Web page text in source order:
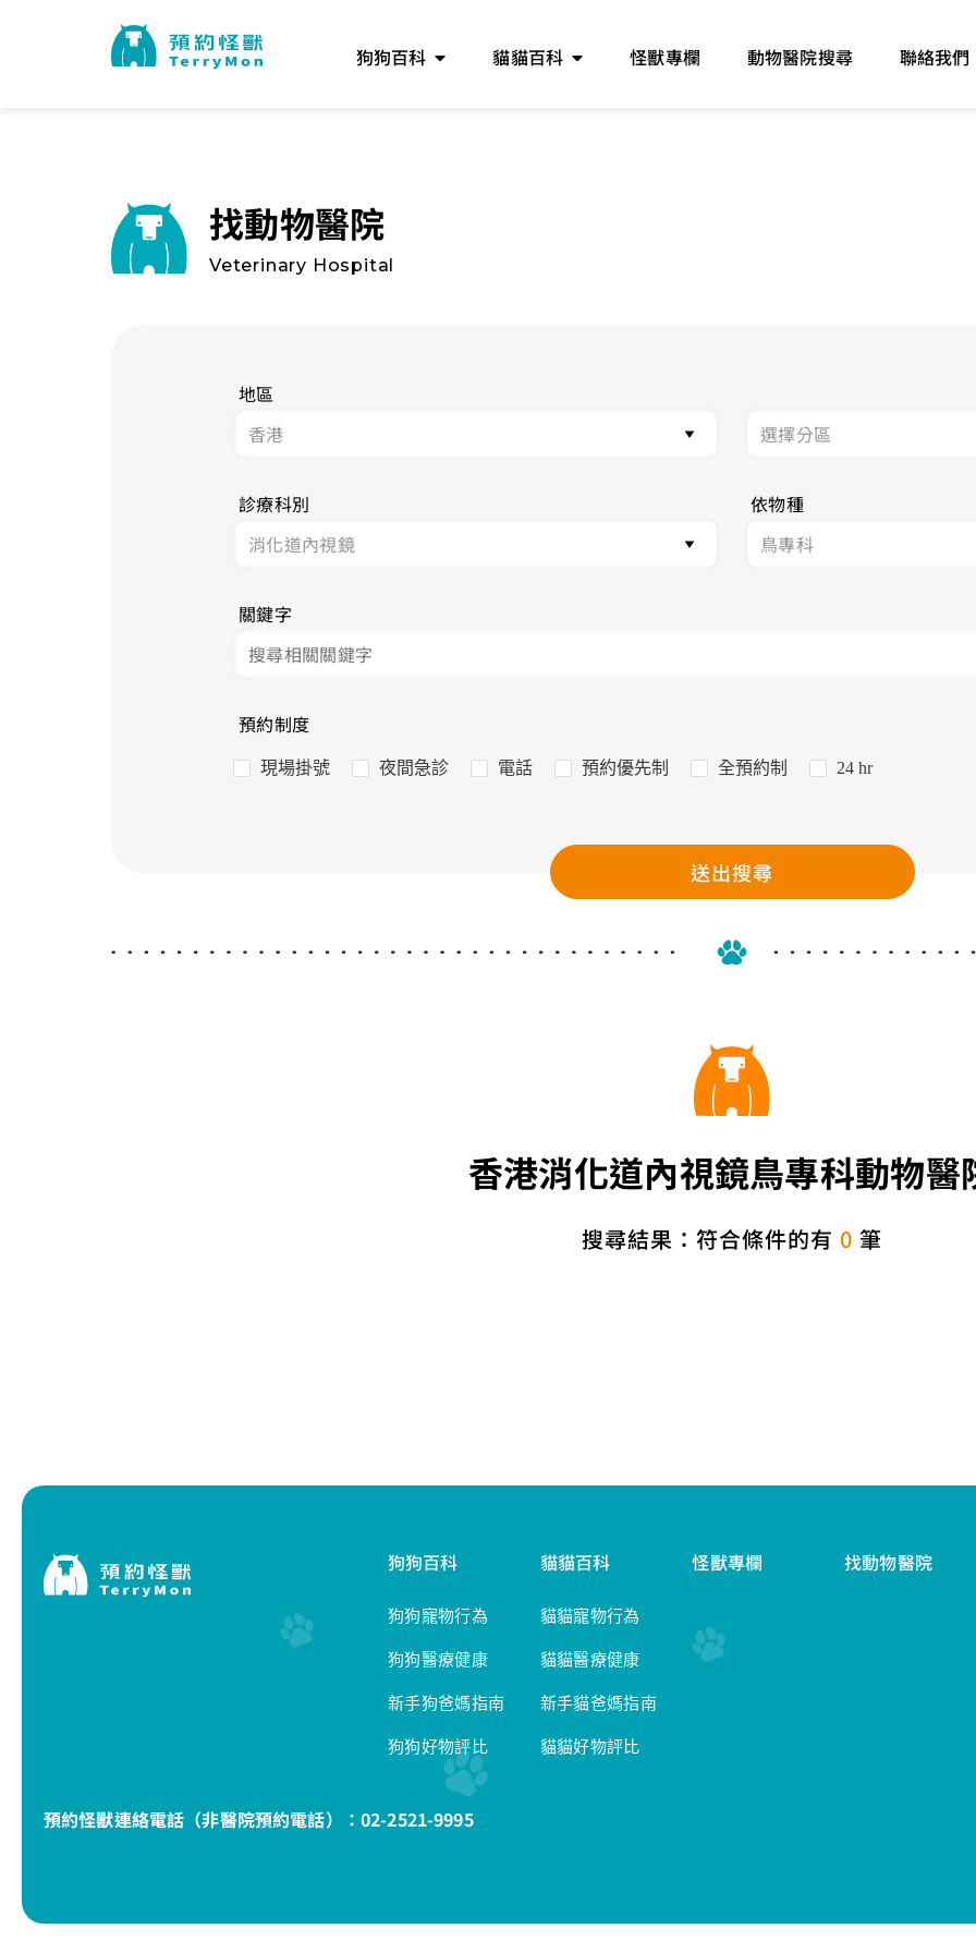
狗狗百科 貓貓百科 怪獸專欄 動物醫院搜尋 聯絡我們
找動物醫院
Veterinary Hospital
地區
診療科別 依物種
關鍵字
預約制度
現場掛號 夜間急診 電話 預約優先制 全預約制 24 hr
送出搜尋
香港消化道內視鏡鳥專科動物醫
搜尋結果：符合條件的有 0 筆
狗狗百科
狗狗寵物行為
狗狗醫療健康
新手狗爸媽指南
狗狗好物評比
貓貓百科
貓貓寵物行為
貓貓醫療健康
新手貓爸媽指南
貓貓好物評比
怪獸專欄 找動物醫院
預約怪獸連絡電話（非醫院預約電話）： 02-2521-9995